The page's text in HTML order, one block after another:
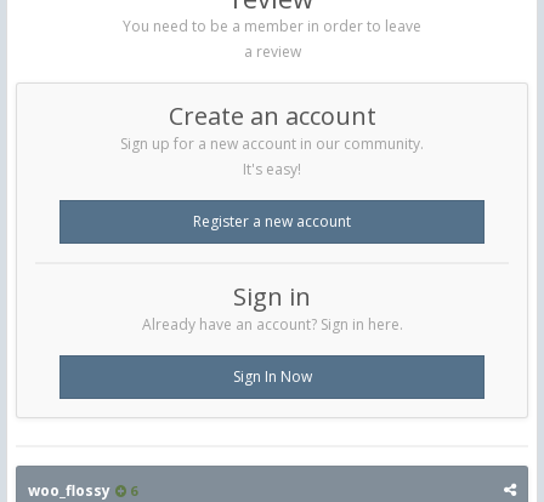
You need to be a member in order to leave
a review
Create an account
Sign up for a new account in our community.
It's easy!
Register a new account
Sign in
Already have an account? Sign in here.
Sign In Now
woo_flossy 6